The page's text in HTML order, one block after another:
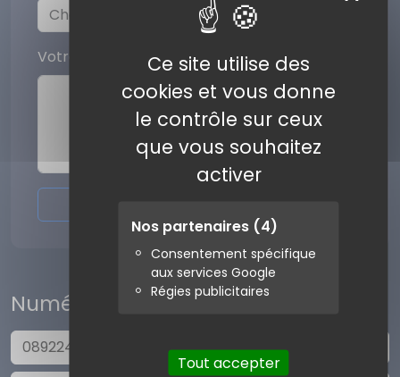
Ce site utilise des
cookies et vous donne
le contrôle sur ceux
que vous souhaitez
activer
Nos partenaires (4)
Consentement spécifique
aux services Google
Régies publicitaires
Tout accepter
Votre commentaire
Numéros similaires
0892240215